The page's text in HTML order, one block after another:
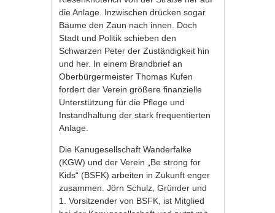
die Anlage. Inzwischen drücken sogar
Bäume den Zaun nach innen. Doch
Stadt und Politik schieben den
Schwarzen Peter der Zuständigkeit hin
und her. In einem Brandbrief an
Oberbürgermeister Thomas Kufen
fordert der Verein größere finanzielle
Unterstützung für die Pflege und
Instandhaltung der stark frequentierten
Anlage.
Die Kanugesellschaft Wanderfalke
(KGW) und der Verein „Be strong for
Kids“ (BSFK) arbeiten in Zukunft enger
zusammen. Jörn Schulz, Gründer und
1. Vorsitzender von BSFK, ist Mitglied